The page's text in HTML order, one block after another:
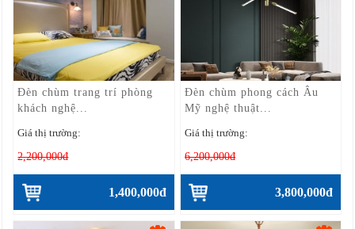
Đèn chùm trang trí phòng
khách nghệ...
Giá thị trường:
2,200,000đ
1,400,000đ
Đèn chùm phong cách Âu
Mỹ nghệ thuật...
Giá thị trường:
6,200,000đ
3,800,000đ